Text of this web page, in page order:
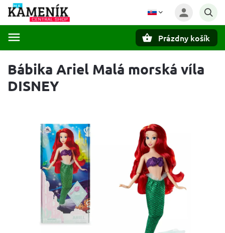
Prázdny košík
Bábika Ariel Malá morská víla
DISNEY